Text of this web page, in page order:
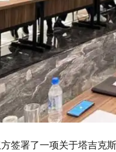
签署了一项关于塔吉克